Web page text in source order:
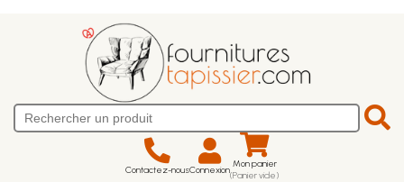
Contactez-nousConnexion Mon panier
(Panier vide)